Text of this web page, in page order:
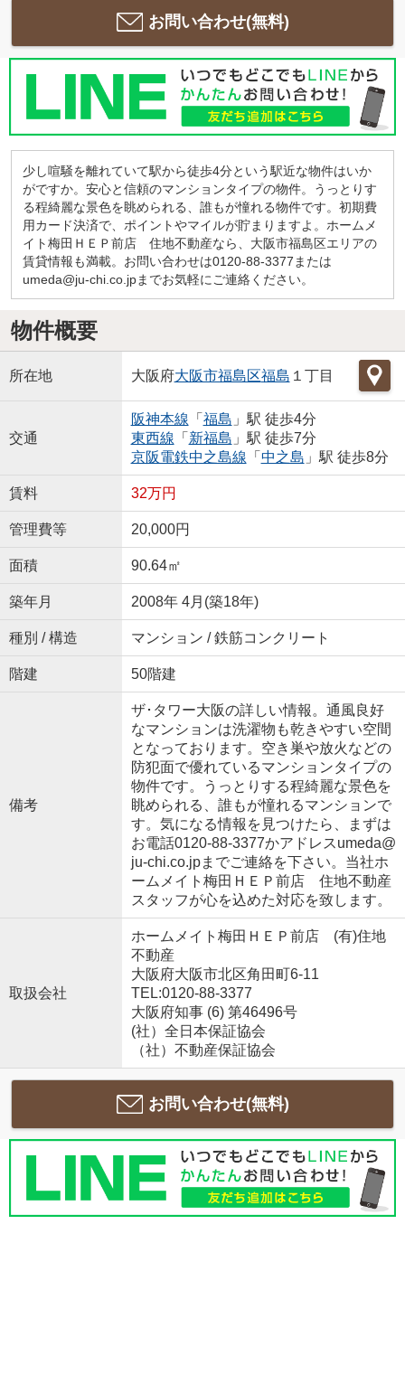
お問い合わせ(無料)
少し喧騒を離れていて駅から徒歩4分という駅近な物件はいか
がですか。安心と信頼のマンションタイプの物件。うっとりす
る程綺麗な景色を眺められる、誰もが憧れる物件です。初期費
用カード決済で、ポイントやマイルが貯まりますよ。ホームメ
イト梅田ＨＥＰ前店 住地不動産なら、大阪市福島区エリアの
賃貸情報も満載。お問い合わせは0120-88-3377または
umeda@ju-chi.co.jpまでお気軽にご連絡ください。
物件概要
所在地 大阪府大阪市福島区福島 １丁目
交通
阪神本線 「 福島 」駅 徒歩4分
東西線 「 新福島 」駅 徒歩7分
京阪電鉄中之島線 「 中之島 」駅 徒歩8分
賃料 32万円
管理費等 20,000円
面積 90.64㎡
築年月 2008年 4月(築18年)
種別 / 構造 マンション / 鉄筋コンクリート
階建 50階建
備考
ザ･タワー大阪の詳しい情報。通風良好
なマンションは洗濯物も乾きやすい空間
となっております。空き巣や放火などの
防犯面で優れているマンションタイプの
物件です。うっとりする程綺麗な景色を
眺められる、誰もが憧れるマンションで
す。気になる情報を見つけたら、まずは
お電話0120-88-3377かアドレスumeda@
ju-chi.co.jpまでご連絡を下さい。当社ホ
ームメイト梅田ＨＥＰ前店 住地不動産
スタッフが心を込めた対応を致します。
取扱会社
ホームメイト梅田ＨＥＰ前店 (有)住地
不動産
大阪府大阪市北区角田町6-11
TEL:0120-88-3377
大阪府知事 (6) 第46496号
(社）全日本保証協会
（社）不動産保証協会
お問い合わせ(無料)